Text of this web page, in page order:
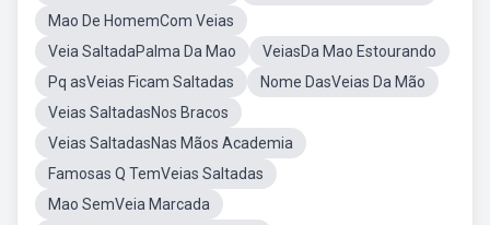
Mao De HomemCom Veias
Veia SaltadaPalma Da Mao
VeiasDa Mao Estourando
Pq asVeias Ficam Saltadas
Nome DasVeias Da Mão
Veias SaltadasNos Bracos
Veias SaltadasNas Mãos Academia
Famosas Q TemVeias Saltadas
Mao SemVeia Marcada